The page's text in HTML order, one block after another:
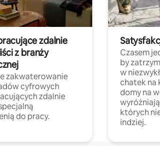
zdalnie
z branży
zakwaterowanie
cyfrowych
zdalnie
do pracy.
Czasem
by
w
chatek na
domy na
których
indziej.